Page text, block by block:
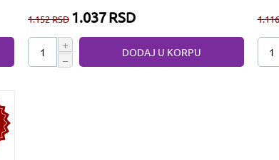
1.152RSD 1.037RSD
+
−
DODAJ U KORPU
1.116